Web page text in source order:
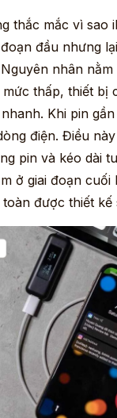
thắc mắc vì sao
đầu nhưng
nhân
thấp, thiết bị
Khi pin
điện. Điều
pin và kéo dài
ở giai đoạn cuối
được thiết kế